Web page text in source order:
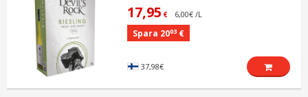
17,95 € 6,00€ /L
Spara 2003 €
37,98€